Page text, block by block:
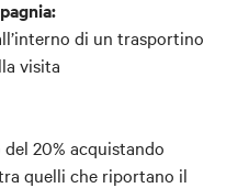
di un trasportino
visita
20% acquistando
quelli che riportano il